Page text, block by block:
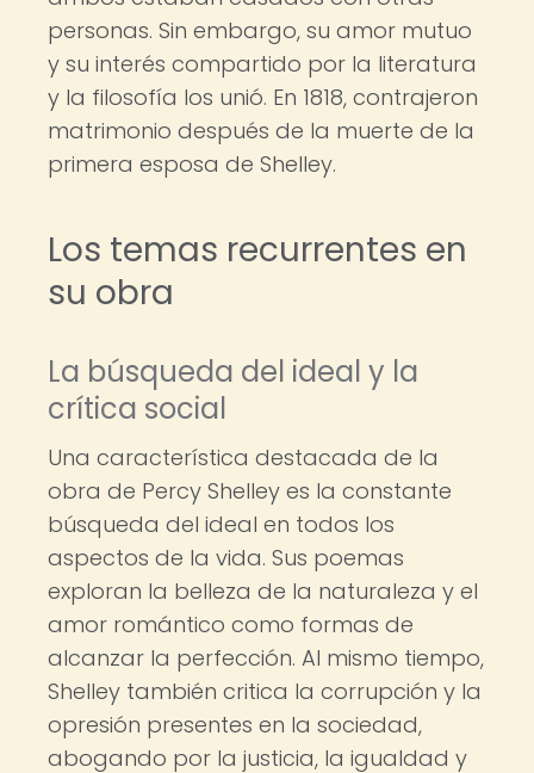
personas. Sin embargo, su amor mutuo
y su interés compartido por la literatura
y la filosofía los unió. En 1818, contrajeron
matrimonio después de la muerte de la
primera esposa de Shelley.
Los temas recurrentes en
su obra
La búsqueda del ideal y la
crítica social
Una característica destacada de la
obra de Percy Shelley es la constante
búsqueda del ideal en todos los
aspectos de la vida. Sus poemas
exploran la belleza de la naturaleza y el
amor romántico como formas de
alcanzar la perfección. Al mismo tiempo,
Shelley también critica la corrupción y la
opresión presentes en la sociedad,
abogando por la justicia, la igualdad y